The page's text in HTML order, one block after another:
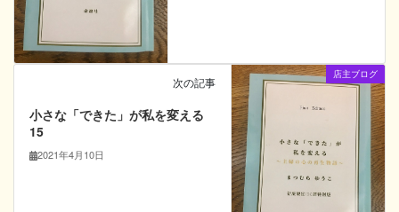
店主ブログ
次の記事
小さな「できた」が私を変える
15
2021年4月10日